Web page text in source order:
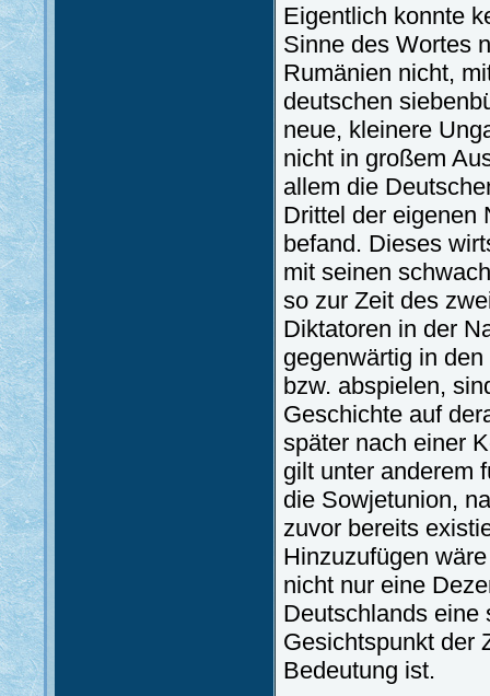
Eigentlich konnte
Sinne des Wortes
Rumänien nicht,
deutschen
neue, kleinere
nicht in großem
allem die
Drittel der eigenen
befand. Dieses
mit seinen
so zur Zeit des
Diktatoren in der
gegenwärtig in
bzw. abspielen,
Geschichte auf
später nach einer
gilt unter anderem
die Sowjetunion,
zuvor bereits
Hinzuzufügen
nicht nur eine
Deutschlands eine
Gesichtspunkt der
Bedeutung ist.